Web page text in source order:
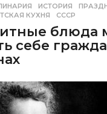
ИСТОРИЯ ,
КУХНЯ ,СССР
блюда
себе